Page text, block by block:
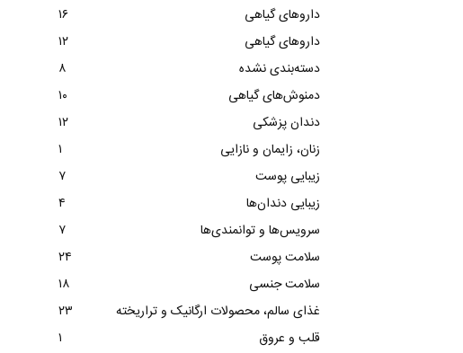
داروهای گیاهی
۱۶
داروهای گیاهی
۱۲
دسته‌بندی نشده
۸
دمنوش‌های گیاهی
۱۰
دندان پزشکی
۱۲
زنان، زایمان و نازایی
۱
زیبایی پوست
۷
زیبایی دندان‌ها
۴
سرویس‌ها و توانمندی‌ها
۷
سلامت پوست
۲۴
سلامت جنسی
۱۸
غذای سالم، محصولات ارگانیک و تراریخته
۲۳
قلب و عروق
۱